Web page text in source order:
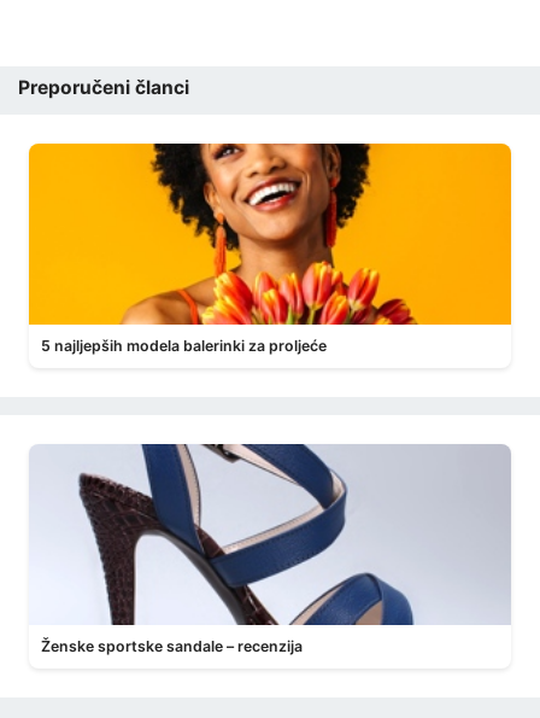
Preporučeni članci
5 najljepših modela balerinki za proljeće
Ženske sportske sandale – recenzija